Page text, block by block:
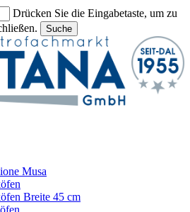
Drücken Sie die Eingabetaste, um zu
Suche
Musa
Breite 45 cm